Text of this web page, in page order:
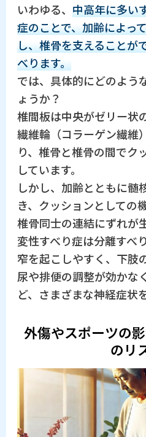
いわゆる、 中高年に多い
症のことで、加齢によっ
し、椎骨を支えることが
べります。
では、具体的にどのよう
ょうか？
椎間板は中央がゼリー状
繊維輪（コラーゲン繊維
り、椎骨と椎骨の間でク
しています。
しかし、加齢とともに髄
き、クッションとしての
椎骨同士の連結にずれが
変性すべり症は分離すべ
窄を起こしやすく、下肢
尿や排便の調整が効かな
ど、さまざまな神経症状
外傷やスポーツの
のリ